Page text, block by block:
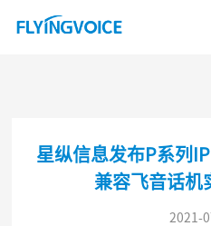
星纵信息发布P系列
兼容飞音话机
2021-